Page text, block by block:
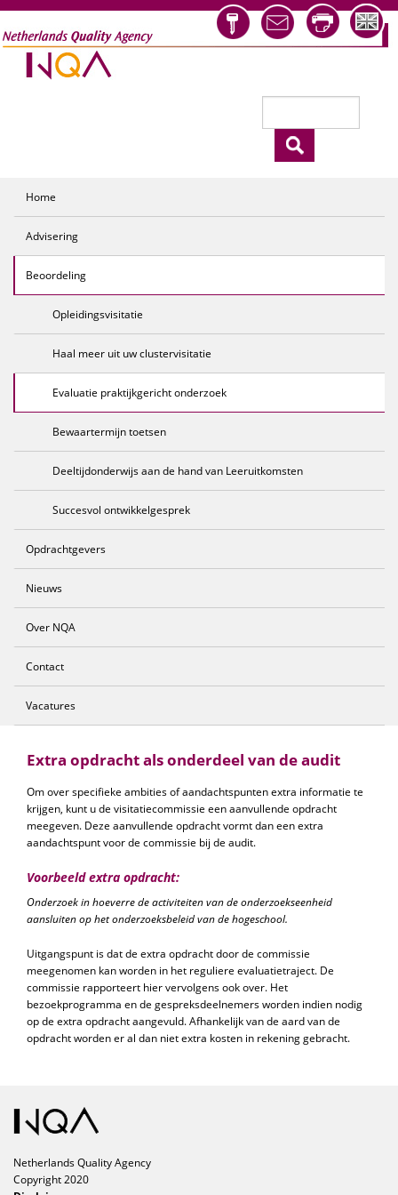
Overslaan en naar de inhoud gaan
Home
Advisering
Beoordeling
Opleidingsvisitatie
Haal meer uit uw clustervisitatie
Evaluatie praktijkgericht onderzoek
Bewaartermijn toetsen
Deeltijdonderwijs aan de hand van Leeruitkomsten
Succesvol ontwikkelgesprek
Opdrachtgevers
Nieuws
Over NQA
Contact
Vacatures
Extra opdracht als onderdeel van de audit
Om over specifieke ambities of aandachtspunten extra informatie te
krijgen, kunt u de visitatiecommissie een aanvullende opdracht
meegeven. Deze aanvullende opdracht vormt dan een extra
aandachtspunt voor de commissie bij de audit.
Voorbeeld extra opdracht:
Onderzoek in hoeverre de activiteiten van de onderzoekseenheid
aansluiten op het onderzoeksbeleid van de hogeschool.
Uitgangspunt is dat de extra opdracht door de commissie
meegenomen kan worden in het reguliere evaluatietraject. De
commissie rapporteert hier vervolgens ook over. Het
bezoekprogramma en de gespreksdeelnemers worden indien nodig
op de extra opdracht aangevuld. Afhankelijk van de aard van de
opdracht worden er al dan niet extra kosten in rekening gebracht.
Netherlands Quality Agency
Copyright 2020